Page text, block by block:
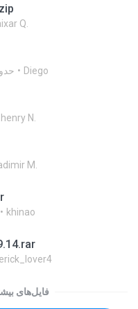
Q.
Diego
henry N.
M.
khinao
erick_lover4
فایل‌های